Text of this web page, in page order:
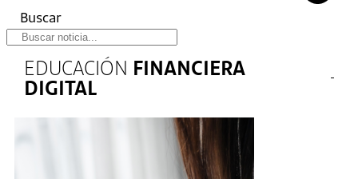
Buscar
EDUCACIÓN FINANCIERA
DIGITAL